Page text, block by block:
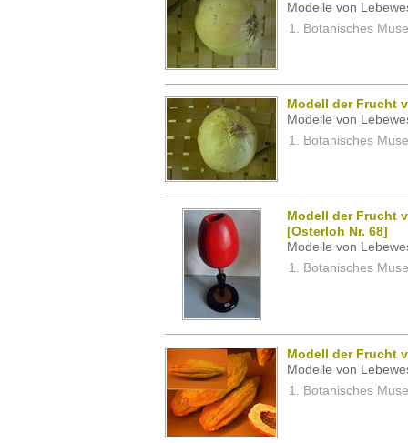
Modelle von
Botanisches
Modell der Frucht
Modelle von
Botanisches
Modell der Frucht
[Osterloh Nr. 68]
Modelle von
Botanisches
Modell der Frucht
Modelle von
Botanisches